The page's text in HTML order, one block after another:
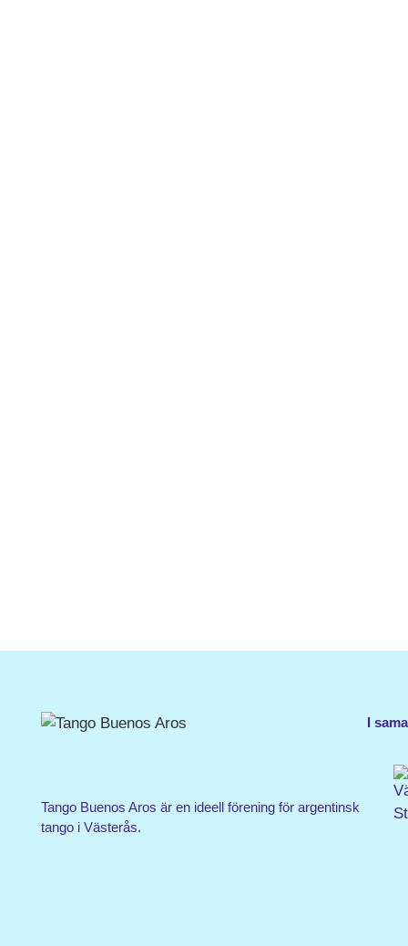
Tango Buenos Aros är en ideell förening för argentinsk
tango i Västerås.
I